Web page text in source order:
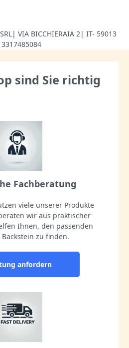
SRL| VIA BICCHIERAIA 2| IT- 59013
sind Sie richtig
Fachberatung
viele unserer Produkte
wir aus praktischer
Ihnen, den passenden
zu finden.
anfordern